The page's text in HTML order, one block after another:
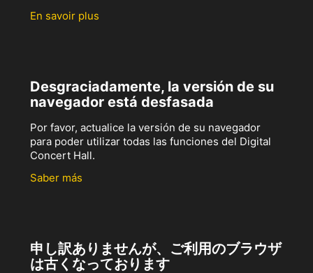
En savoir plus
Desgraciadamente, la versión de su
navegador está desfasada
Por favor, actualice la versión de su navegador
para poder utilizar todas las funciones del Digital
Concert Hall.
Saber más
申し訳ありませんが、ご利用のブラウザ
は古くなっております